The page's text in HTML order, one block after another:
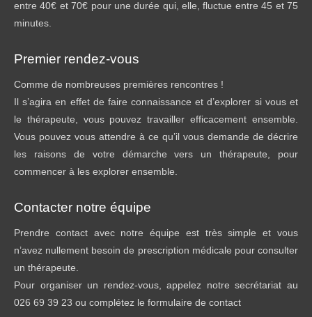
entre 40€ et 70€ pour une durée qui, elle, fluctue entre 45 et 75
minutes.
Premier rendez-vous
Comme de nombreuses premières rencontres !
Il s’agira en effet de faire connaissance et d’explorer si vous et
le thérapeute, vous pouvez travailler efficacement ensemble.
Vous pouvez vous attendre à ce qu’il vous demande de décrire
les raisons de votre démarche vers un thérapeute, pour
commencer à les explorer ensemble.
Contacter notre équipe
Prendre contact avec notre équipe est très simple et vous
n’avez nullement besoin de prescription médicale pour consulter
un thérapeute.
Pour organiser un rendez-vous, appelez notre secrétariat au
026 69 39 23 ou complétez le formulaire de contact